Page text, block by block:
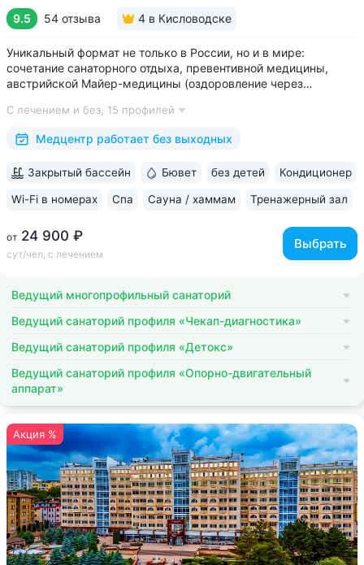
9.5 54 отзыва 4 в Кисловодске
Уникальный формат не только в России, но и в мире:
сочетание санаторного отдыха, превентивной медицины,
австрийской Майер-медицины (оздоровление через
Победитель международной премии The World Luxury Awards.
Премия «Вояж» за лучший велнес-проект...
С лечением и без, 15 профилей
Медцентр работает без выходных
от 24 900 ₽
сут/чел, с лечением
Выбрать
Закрытый бассейн Бювет без детей Кондиционер
Wi-Fi в номерах Спа Сауна / хаммам Тренажерный зал
Ведущий многопрофильный санаторий
Ведущий санаторий профиля «Чекап-диагностика»
Ведущий санаторий профиля «Детокс»
Ведущий санаторий профиля «Опорно-двигательный
аппарат»
Акция %